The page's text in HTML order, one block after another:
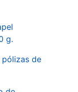
g.
de